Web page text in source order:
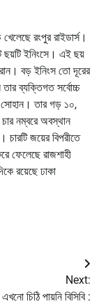
রংপুর রাইডার্স।
ছয়টি ইনিংসে। এই ছয়
বড় ইনিংস তো দূরের
ব্যক্তিগত সর্বোচ্চ
সোহান। তার গড় ১০,
নম্বরে অবস্থান
চারটি জয়ের বিপরীতে
ফেলেছে রাজশাহী
রয়েছে ঢাকা
Next:
চিঠি পায়নি বিসিবি :